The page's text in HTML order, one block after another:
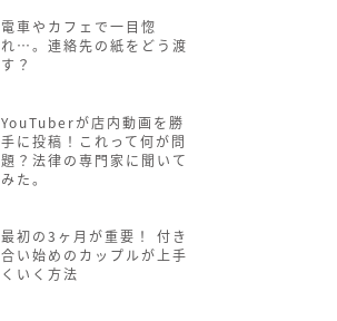
電車やカフェで一目惚
れ…。連絡先の紙をどう渡
す？
YouTuberが店内動画を勝
手に投稿！これって何が問
題？法律の専門家に聞いて
みた。
最初の3ヶ月が重要！ 付き
合い始めのカップルが上手
くいく方法